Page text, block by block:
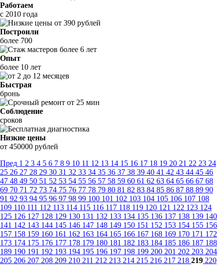
Работаем
с 2010 года
Построили
более 700
Опыт
более 10 лет
Быстрая
бронь
Соблюдение
сроков
Низкие цены
от 450000 рублей
Пред 1 2 3 4 5 6 7 8 9 10 11 12 13 14 15 16 17 18 19 20 21 22 23 24
25 26 27 28 29 30 31 32 33 34 35 36 37 38 39 40 41 42 43 44 45 46
47 48 49 50 51 52 53 54 55 56 57 58 59 60 61 62 63 64 65 66 67 68
69 70 71 72 73 74 75 76 77 78 79 80 81 82 83 84 85 86 87 88 89 90
91 92 93 94 95 96 97 98 99 100 101 102 103 104 105 106 107 108
109 110 111 112 113 114 115 116 117 118 119 120 121 122 123 124
125 126 127 128 129 130 131 132 133 134 135 136 137 138 139 140
141 142 143 144 145 146 147 148 149 150 151 152 153 154 155 156
157 158 159 160 161 162 163 164 165 166 167 168 169 170 171 172
173 174 175 176 177 178 179 180 181 182 183 184 185 186 187 188
189 190 191 192 193 194 195 196 197 198 199 200 201 202 203 204
205 206 207 208 209 210 211 212 213 214 215 216 217 218 219 220